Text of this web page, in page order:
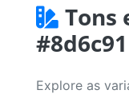
Tons
#8d6c91
Explore as